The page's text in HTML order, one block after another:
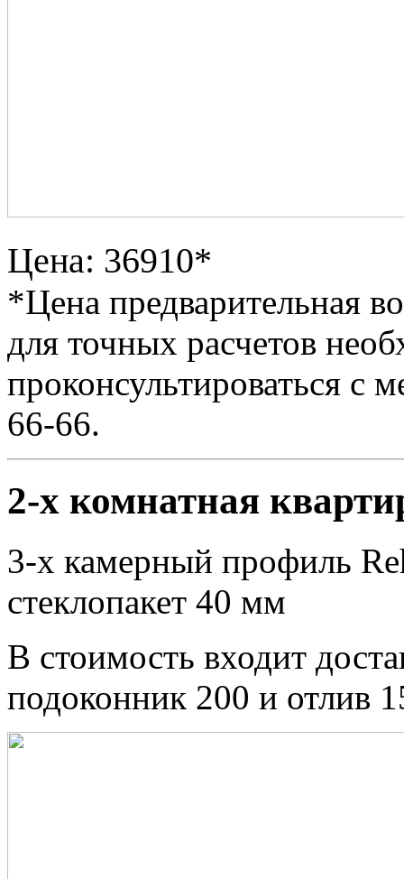
Цена: 36910*
*Цена предварительная
для точных расчетов
проконсультироваться с
66-66.
2-х комнатная
3-х камерный профиль
стеклопакет 40 мм
В стоимость входит
подоконник 200 и отлив